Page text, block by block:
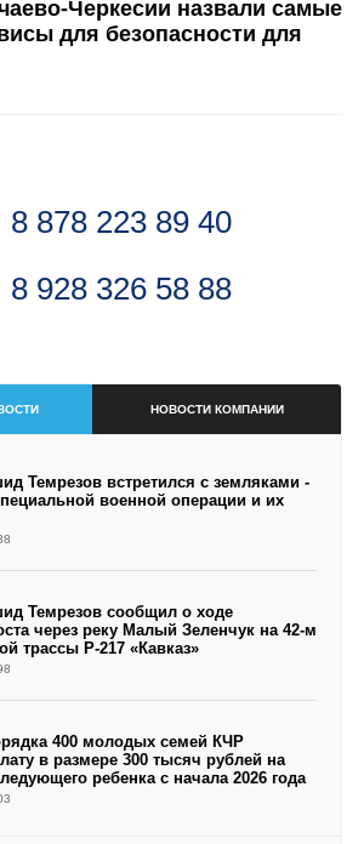
Черкесии назвали самые
для безопасности для
8 878 223 89 40
8 928 326 58 88
НОВОСТИ КОМПАНИИ
Темрезов встретился с земляками -
военной операции и их
Темрезов сообщил о ходе
через реку Малый Зеленчук на 42-м
трассы Р-217 «Кавказ»
400 молодых семей КЧР
в размере 300 тысяч рублей на
ребенка с начала 2026 года